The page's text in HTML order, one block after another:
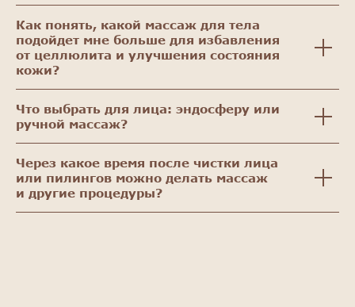
Как понять, какой массаж для тела
подойдет мне больше для избавления
от целлюлита и улучшения состояния
кожи?
Что выбрать для лица: эндосферу или
ручной массаж?
Через какое время после чистки лица
или пилингов можно делать массаж
и другие процедуры?